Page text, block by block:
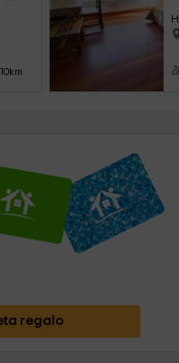
10km
regalo